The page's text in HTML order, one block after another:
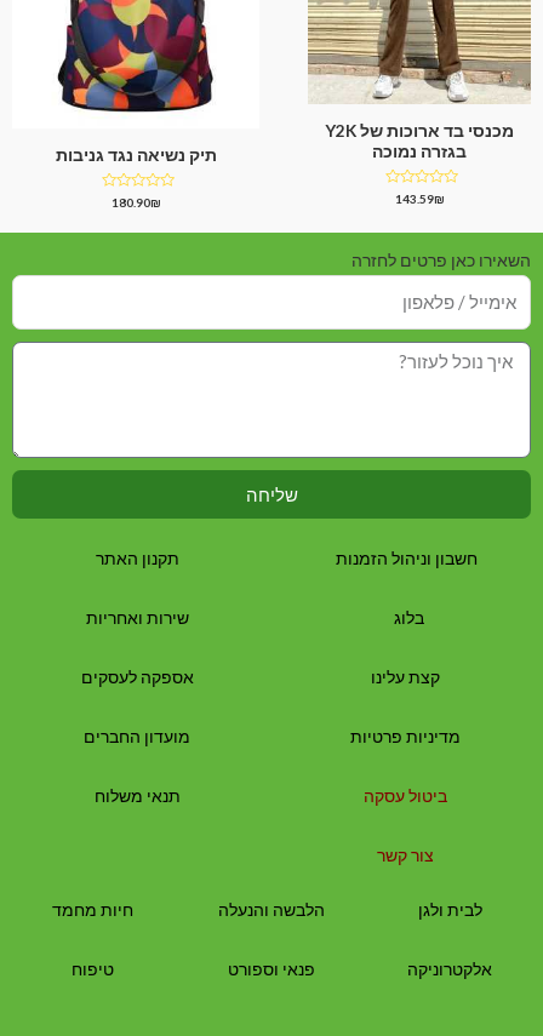
מכנסי בד ארוכות של Y2K
בגזרה נמוכה
דורג
5
143.59₪
תיק נשיאה נגד גניבות
דורג180.90₪
השאירו כאן פרטים לחזרה
שליחה
חשבון וניהול הזמנות
בלוג
קצת עלינו
מדיניות פרטיות
ביטול עסקה
צור קשר
תקנון האתר
שירות ואחריות
אספקה לעסקים
מועדון החברים
תנאי משלוח
לבית ולגן
אלקטרוניקה
הלבשה והנעלה
פנאי וספורט
חיות מחמד
טיפוח